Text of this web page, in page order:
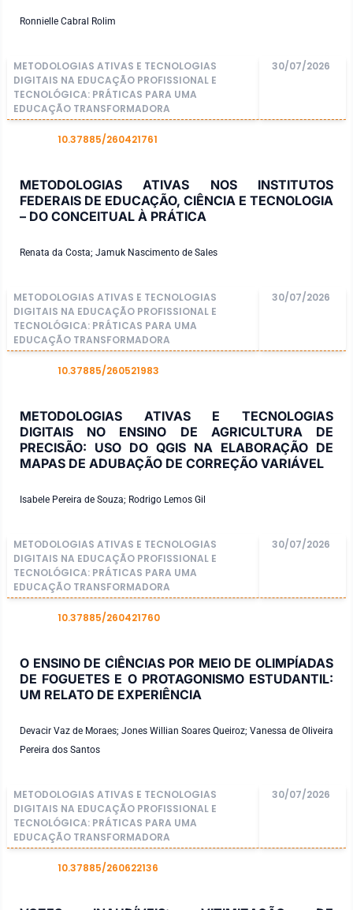
Ronnielle Cabral Rolim
METODOLOGIAS ATIVAS E TECNOLOGIAS
DIGITAIS NA EDUCAÇÃO PROFISSIONAL E
TECNOLÓGICA: PRÁTICAS PARA UMA
EDUCAÇÃO TRANSFORMADORA
30/07/2026
10.37885/260421761
METODOLOGIAS ATIVAS NOS INSTITUTOS
FEDERAIS DE EDUCAÇÃO, CIÊNCIA E TECNOLOGIA
– DO CONCEITUAL À PRÁTICA
Renata da Costa; Jamuk Nascimento de Sales
METODOLOGIAS ATIVAS E TECNOLOGIAS
DIGITAIS NA EDUCAÇÃO PROFISSIONAL E
TECNOLÓGICA: PRÁTICAS PARA UMA
EDUCAÇÃO TRANSFORMADORA
30/07/2026
10.37885/260521983
METODOLOGIAS ATIVAS E TECNOLOGIAS
DIGITAIS NO ENSINO DE AGRICULTURA DE
PRECISÃO: USO DO QGIS NA ELABORAÇÃO DE
MAPAS DE ADUBAÇÃO DE CORREÇÃO VARIÁVEL
Isabele Pereira de Souza; Rodrigo Lemos Gil
METODOLOGIAS ATIVAS E TECNOLOGIAS
DIGITAIS NA EDUCAÇÃO PROFISSIONAL E
TECNOLÓGICA: PRÁTICAS PARA UMA
EDUCAÇÃO TRANSFORMADORA
30/07/2026
10.37885/260421760
O ENSINO DE CIÊNCIAS POR MEIO DE OLIMPÍADAS
DE FOGUETES E O PROTAGONISMO ESTUDANTIL:
UM RELATO DE EXPERIÊNCIA
Devacir Vaz de Moraes; Jones Willian Soares Queiroz; Vanessa de Oliveira
Pereira dos Santos
METODOLOGIAS ATIVAS E TECNOLOGIAS
DIGITAIS NA EDUCAÇÃO PROFISSIONAL E
TECNOLÓGICA: PRÁTICAS PARA UMA
EDUCAÇÃO TRANSFORMADORA
30/07/2026
10.37885/260622136